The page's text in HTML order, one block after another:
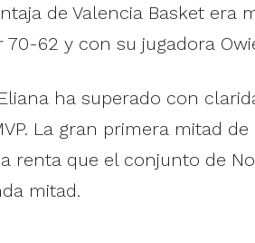
de Valencia Basket era
62 y con su jugadora
ha superado con
La gran primera mitad de
renta que el conjunto de
mitad.